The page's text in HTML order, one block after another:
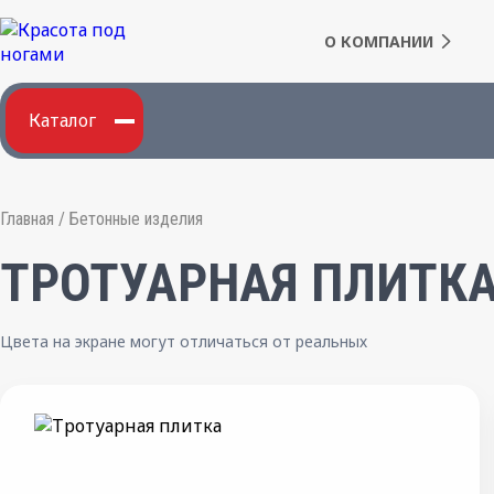
О КОМПАНИИ
Каталог
Главная / Бетонные изделия
ТРОТУАРНАЯ
Цвета на экране могут отличаться от реальных